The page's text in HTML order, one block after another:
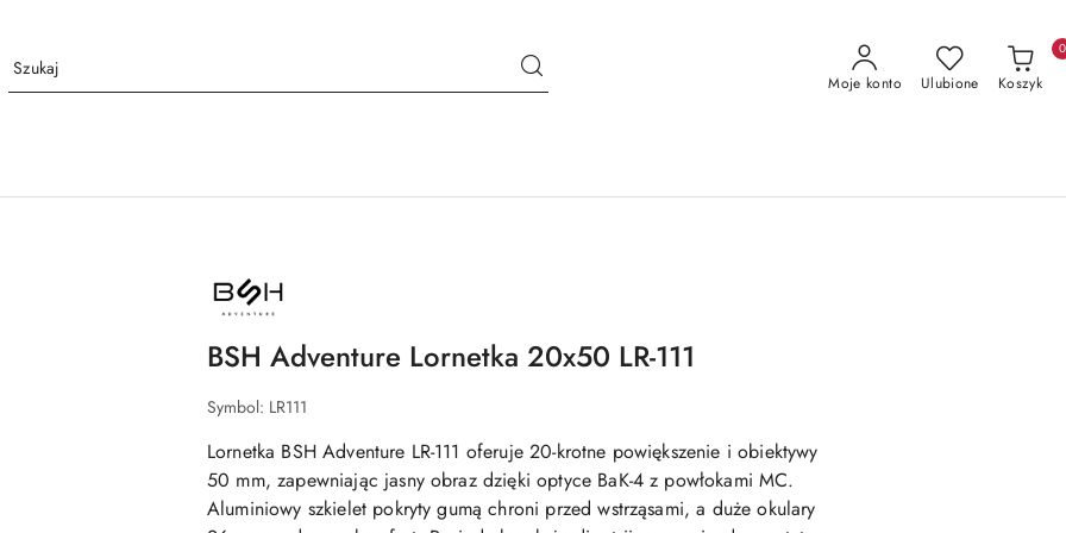
Moje konto Ulubione Koszyk
0
NAZWA
PRODUCENTA:
BSH
BSH Adventure Lornetka 20x50 LR-111
Symbol: LR111
Lornetka BSH Adventure LR-111 oferuje 20-krotne powiększenie i obiektywy
50 mm, zapewniając jasny obraz dzięki optyce BaK-4 z powłokami MC.
Aluminiowy szkielet pokryty gumą chroni przed wstrząsami, a duże okulary